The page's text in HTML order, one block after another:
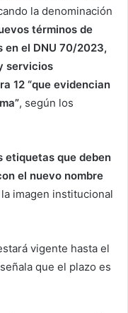
la denominación
términos de
el DNU 70/2023,
servicios
12 “que evidencian
, según los
etiquetas que deben
el nuevo nombre
imagen institucional
vigente hasta el
que el plazo es